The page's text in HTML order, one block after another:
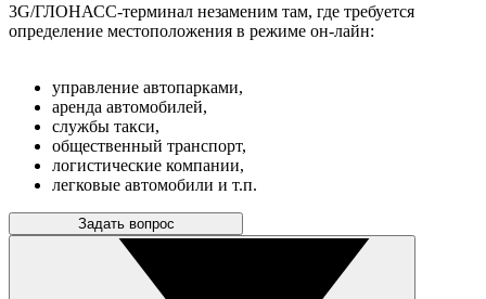
3G/ГЛОНАСС-терминал незаменим там, где требуется
определение местоположения в режиме он-лайн:
управление автопарками,
аренда автомобилей,
службы такси,
общественный транспорт,
логистические компании,
легковые автомобили и т.п.
Задать вопрос